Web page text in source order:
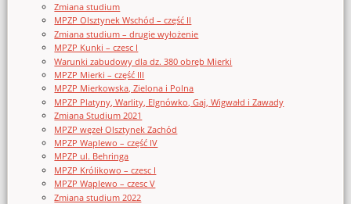
Zmiana studium
MPZP Olsztynek Wschód – część II
Zmiana studium – drugie wyłożenie
MPZP Kunki – czesc I
Warunki zabudowy dla dz. 380 obręb Mierki
MPZP Mierki – część III
MPZP Mierkowska, Zielona i Polna
MPZP Platyny, Warlity, Elgnówko, Gaj, Wigwałd i Zawady
Zmiana Studium 2021
MPZP węzeł Olsztynek Zachód
MPZP Waplewo – część IV
MPZP ul. Behringa
MPZP Królikowo – czesc I
MPZP Waplewo – czesc V
Zmiana studium 2022